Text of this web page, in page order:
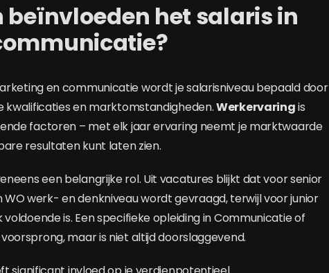
beïnvloeden het salaris in
en communicatie wordt je salarisniveau bepaald door
kwalificaties en marktomstandigheden.Werkervaringis
factoren – met elk jaar ervaring neemt je marktwaarde
resultaten kunt laten zien.
een belangrijke rol. Uit vacatures blijkt dat voor senior
werk- en denkniveau wordt gevraagd, terwijl voor junior
is. Een specifieke opleiding in Communicatie of
maar is niet altijd doorslaggevend.